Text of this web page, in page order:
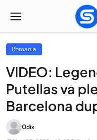
Romania
VIDEO:
Putellas va
Barcelona
Odix